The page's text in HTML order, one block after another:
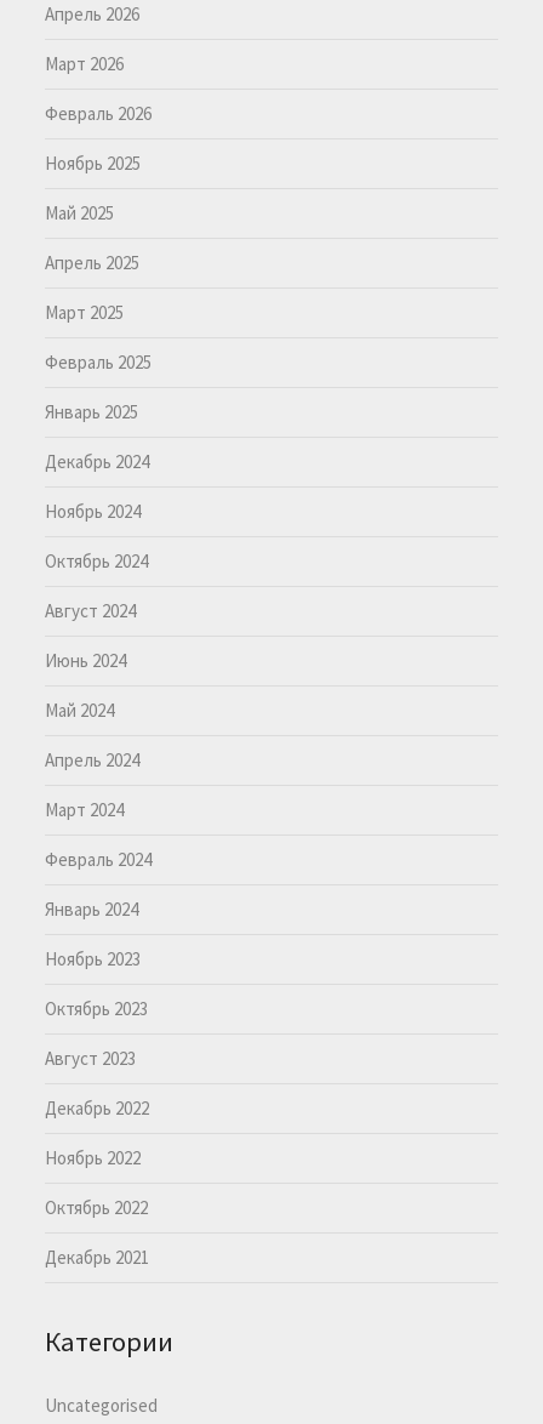
Апрель 2026
Март 2026
Февраль 2026
Ноябрь 2025
Май 2025
Апрель 2025
Март 2025
Февраль 2025
Январь 2025
Декабрь 2024
Ноябрь 2024
Октябрь 2024
Август 2024
Июнь 2024
Май 2024
Апрель 2024
Март 2024
Февраль 2024
Январь 2024
Ноябрь 2023
Октябрь 2023
Август 2023
Декабрь 2022
Ноябрь 2022
Октябрь 2022
Декабрь 2021
Категории
Uncategorised